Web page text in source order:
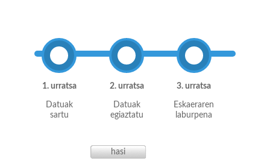
1. urratsa
Datuak
sartu
2. urratsa
Datuak
egiaztatu
3. urratsa
Eskaeraren
laburpena